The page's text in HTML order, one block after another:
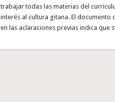
trabajar todas las materias del
interés al cultura gitana. El documento
en las aclaraciones previas indica que